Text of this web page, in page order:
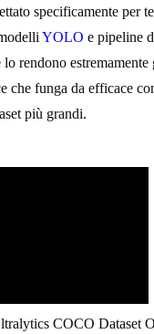
specificamente per
YOLO e pipeline
rendono estremamente
che funga da efficace
più grandi.
COCO Dataset